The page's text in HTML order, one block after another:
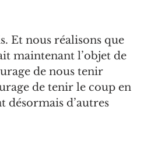
Et nous réalisons que
maintenant l’objet de
de nous tenir
de tenir le coup en
désormais d’autres